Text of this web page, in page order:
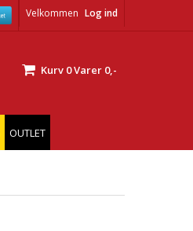
Velkommen Log ind
Kurv 0Varer 0,-
OUTLET